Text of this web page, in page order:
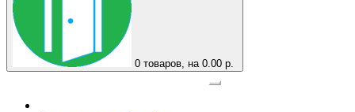
0 товаров, на 0.00 р.